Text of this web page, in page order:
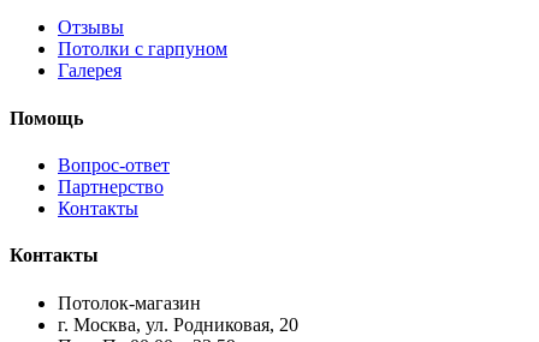
Отзывы
Потолки с гарпуном
Галерея
Помощь
Вопрос-ответ
Партнерство
Контакты
Контакты
Потолок-магазин
г. Москва, ул. Родниковая, 20